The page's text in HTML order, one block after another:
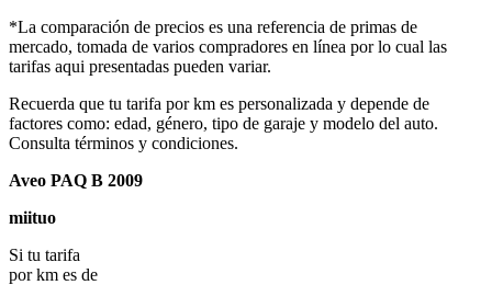
*La comparación de precios es una referencia de primas de
mercado, tomada de varios compradores en línea por lo cual las
tarifas aqui presentadas pueden variar.
Recuerda que tu tarifa por km es personalizada y depende de
factores como: edad, género, tipo de garaje y modelo del auto.
Consulta términos y condiciones.
Aveo PAQ B 2009
miituo
Si tu tarifa
por km es de